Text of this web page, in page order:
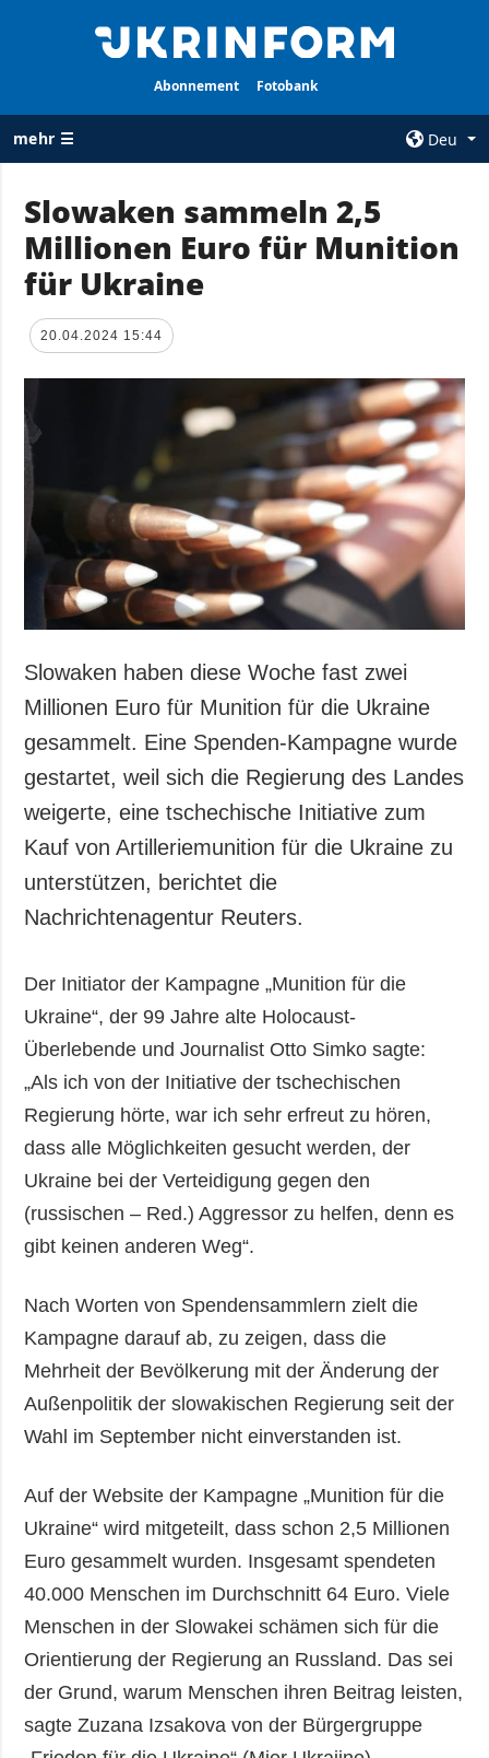
Abonnement Fotobank
mehr ☰
Deu
ALLE
RUBRIKEN
Krieg
Wiederaufbau
Gesellschaft und
Kultur
Sport
Kriminalität
Notstand und
AGENTUR
Politik zur
Vertraulichkeit
und zum Schutz
personenbezogener
Daten
ZUSÄTZLICH
Veröffentlichungen
Interview
Fotos
Video
LEISTUNGEN
Abonnement
Fotobank
Slowaken sammeln 2,5
Millionen Euro für Munition
für Ukraine
20.04.2024 15:44
Slowaken haben diese Woche fast zwei
Millionen Euro für Munition für die Ukraine
gesammelt. Eine Spenden-Kampagne wurde
gestartet, weil sich die Regierung des Landes
weigerte, eine tschechische Initiative zum
Kauf von Artilleriemunition für die Ukraine zu
unterstützen, berichtet die
Nachrichtenagentur Reuters.
Der Initiator der Kampagne „Munition für die
Ukraine“, der 99 Jahre alte Holocaust-
Überlebende und Journalist Otto Simko sagte:
„Als ich von der Initiative der tschechischen
Regierung hörte, war ich sehr erfreut zu hören,
dass alle Möglichkeiten gesucht werden, der
Ukraine bei der Verteidigung gegen den
(russischen – Red.) Aggressor zu helfen, denn es
gibt keinen anderen Weg“.
Nach Worten von Spendensammlern zielt die
Kampagne darauf ab, zu zeigen, dass die
Mehrheit der Bevölkerung mit der Änderung der
Außenpolitik der slowakischen Regierung seit der
Wahl im September nicht einverstanden ist.
Auf der Website der Kampagne „Munition für die
Ukraine“ wird mitgeteilt, dass schon 2,5 Millionen
Euro gesammelt wurden. Insgesamt spendeten
40.000 Menschen im Durchschnitt 64 Euro. Viele
Menschen in der Slowakei schämen sich für die
Orientierung der Regierung an Russland. Das sei
der Grund, warum Menschen ihren Beitrag leisten,
sagte Zuzana Izsakova von der Bürgergruppe